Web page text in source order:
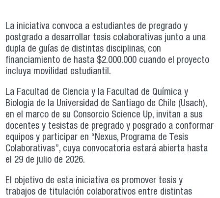
La iniciativa convoca a estudiantes de pregrado y
postgrado a desarrollar tesis colaborativas junto a una
dupla de guías de distintas disciplinas, con
financiamiento de hasta $2.000.000 cuando el proyecto
incluya movilidad estudiantil.
La Facultad de Ciencia y la Facultad de Química y
Biología de la Universidad de Santiago de Chile (Usach),
en el marco de su Consorcio Science Up, invitan a sus
docentes y tesistas de pregrado y posgrado a conformar
equipos y participar en “Nexus, Programa de Tesis
Colaborativas”, cuya convocatoria estará abierta hasta
el 29 de julio de 2026.
El objetivo de esta iniciativa es promover tesis y
trabajos de titulación colaborativos entre distintas